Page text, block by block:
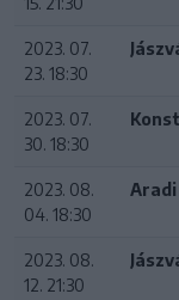
2023. 07.
23. 18:30
2023. 07.
30. 18:30
2023. 08.
04. 18:30
Aradi
2023. 08.
12. 21:30